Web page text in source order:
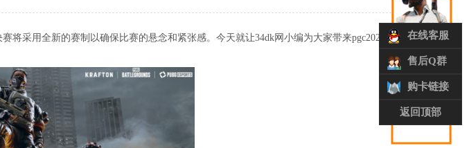
将采用全新的赛制以确保比赛的悬念和紧张感。今天就让34dk网小编为大家带来pgc2024
在线客服
售后Q群
购卡链接
返回顶部